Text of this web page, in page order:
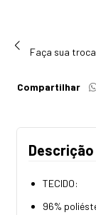
Faça sua
Compartilhar
Descrição
TECIDO:
96%